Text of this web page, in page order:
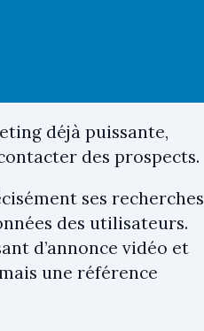
déjà puissante,
des prospects.
ses recherches
des utilisateurs.
d’annonce vidéo et
une référence